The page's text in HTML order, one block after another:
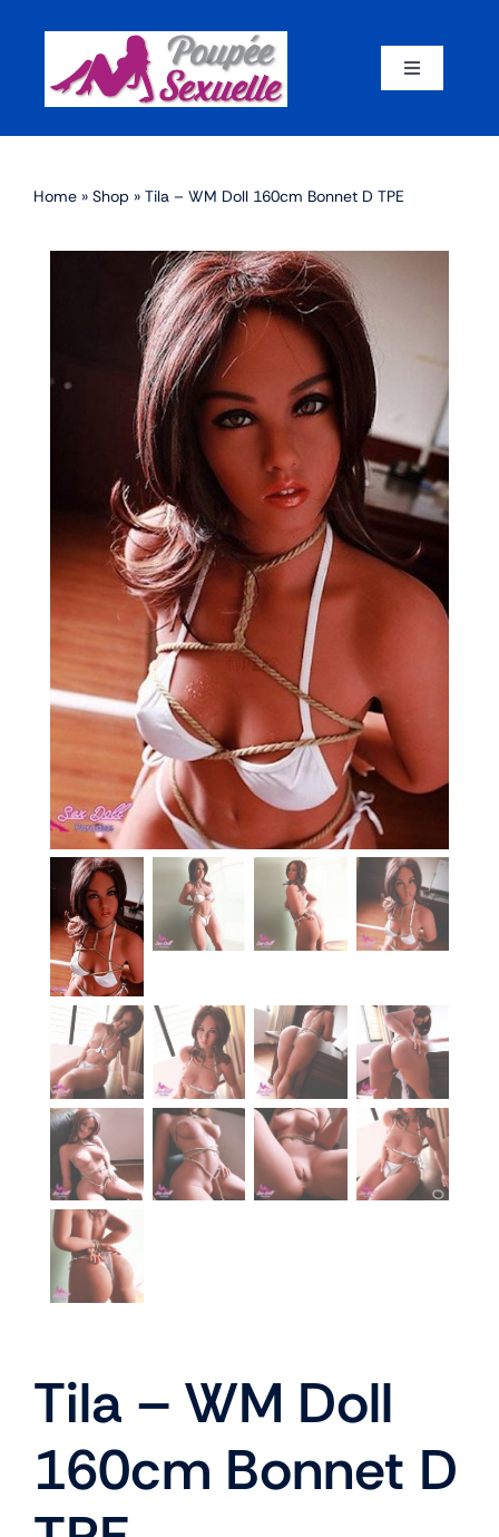
content
Toggle
Par corps
Par matériaux
Sex dolls en promotion
En stock
Guides
Contact
Livraison
À propos
Blog
Home » Shop » Tila – WM Doll 160cm Bonnet D TPE
Tila – WM Doll
160cm Bonnet D